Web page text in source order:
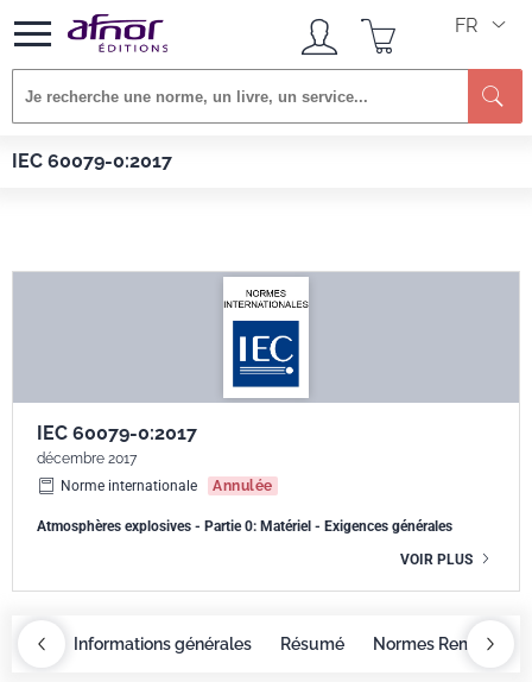
FR
IEC 60079-0:2017
Afnor EDITIONS Normes
IEC 60079-0:2017
décembre 2017
Norme internationale
Annulée
Atmosphères explosives - Partie 0: Matériel - Exigences générales
VOIR PLUS
Informations générales Résumé Normes